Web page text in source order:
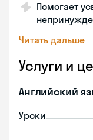
Помогает
Читать дальше
Услуги и
Английский
Уроки